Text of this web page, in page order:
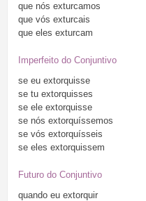
que nós exturcamos
que vós exturcais
que eles exturcam
Imperfeito do Conjuntivo
se eu extorquisse
se tu extorquisses
se ele extorquisse
se nós extorquíssemos
se vós extorquísseis
se eles extorquissem
Futuro do Conjuntivo
quando eu extorquir